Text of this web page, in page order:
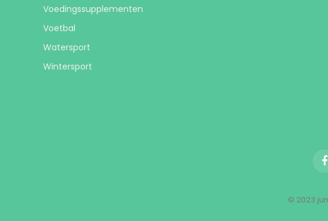
Voedingssupplementen
Voetbal
Watersport
Wintersport
© 2023